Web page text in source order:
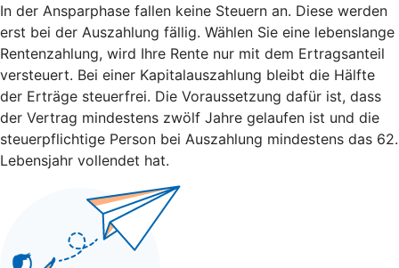
In der Ansparphase fallen keine Steuern an. Diese werden
erst bei der Auszahlung fällig. Wählen Sie eine lebenslange
Rentenzahlung, wird Ihre Rente nur mit dem Ertragsanteil
versteuert. Bei einer Kapitalauszahlung bleibt die Hälfte
der Erträge steuerfrei. Die Voraussetzung dafür ist, dass
der Vertrag mindestens zwölf Jahre gelaufen ist und die
steuerpflichtige Person bei Auszahlung mindestens das 62.
Lebensjahr vollendet hat.